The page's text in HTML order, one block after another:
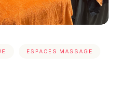
ESPACES MASSAGE